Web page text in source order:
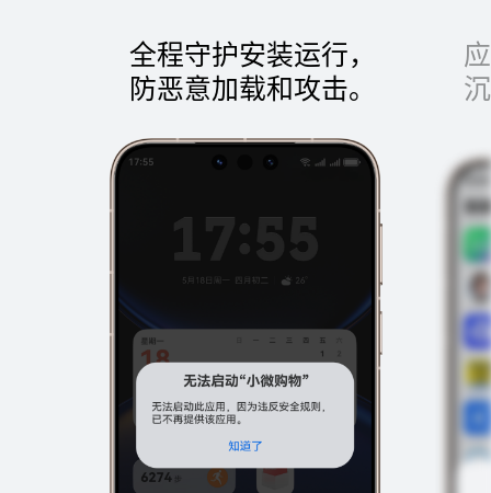
全程守护安装运行，
防恶意加载和攻击。